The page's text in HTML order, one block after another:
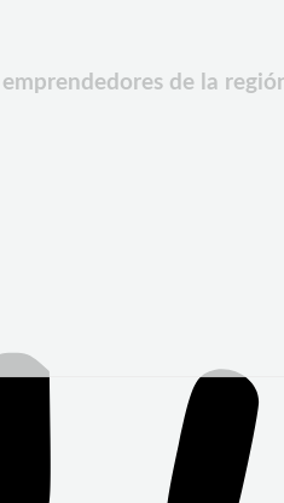
de la